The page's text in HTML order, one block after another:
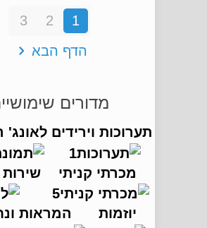
1
2
3
הדף הבא
מדורים
תערוכות וירידים לאונג'
מכרתי קניתי
יוזמות המראות